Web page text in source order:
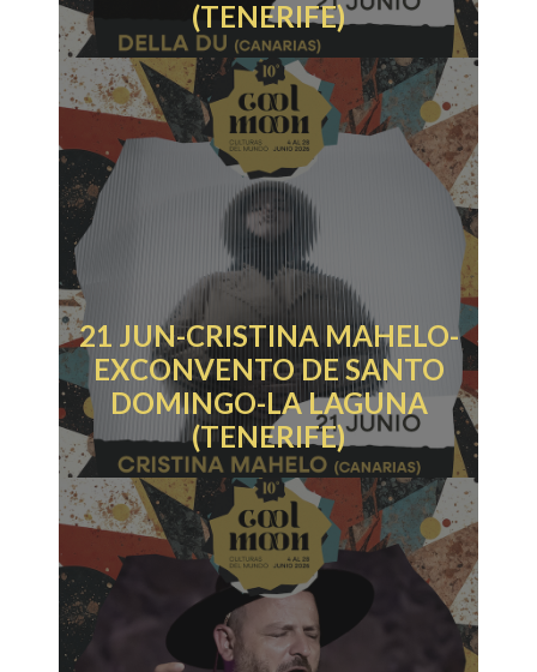
(TENERIFE)
21 JUN-CRISTINA MAHELO-
EXCONVENTO DE SANTO
DOMINGO-LA LAGUNA
(TENERIFE)